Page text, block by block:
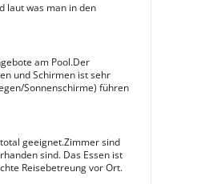
laut was man in den
am Pool.Der
und Schirmen ist sehr
Sonnenschirme) führen
geeignet.Zimmer sind
sind. Das Essen ist
Reisebetreung vor Ort.